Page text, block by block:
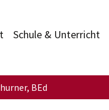
Schule & Unterricht
BEd